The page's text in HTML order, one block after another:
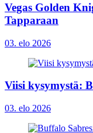
Vegas Golden
Tapparaan
03. elo 2026
Viisi kysymystä:
03. elo 2026